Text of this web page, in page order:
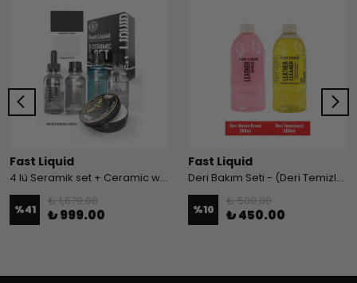
Fast Liquid
4 lü Seramik set + Ceramic wax
%41
₺ 1,679.00
₺ 999.00
Fast Liquid
Deri Bakım Seti - (Deri Temizleyici & Bakım Kremi)
%10
₺ 500.00
₺ 450.00